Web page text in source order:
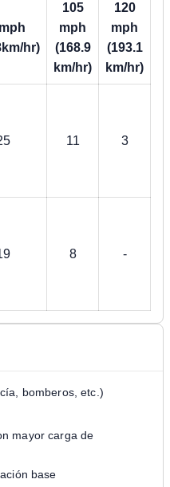
hr)
105
mph
(168.9
km/hr)
120
mph
(193.1
km/hr)
11 3
8 -
bomberos, etc.)
mayor carga de
base